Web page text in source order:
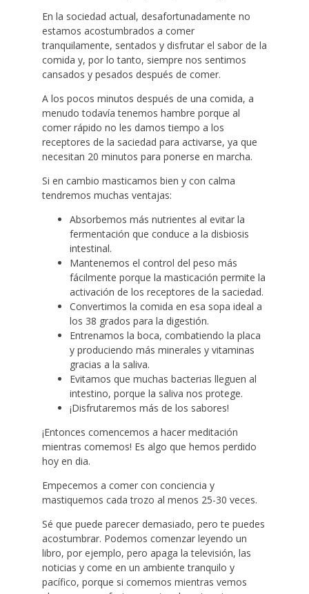
En la sociedad actual, desafortunadamente no
estamos acostumbrados a comer
tranquilamente, sentados y disfrutar el sabor de la
comida y, por lo tanto, siempre nos sentimos
cansados y pesados después de comer.
A los pocos minutos después de una comida, a
menudo todavía tenemos hambre porque al
comer rápido no les damos tiempo a los
receptores de la saciedad para activarse, ya que
necesitan 20 minutos para ponerse en marcha.
Si en cambio masticamos bien y con calma
tendremos muchas ventajas:
Absorbemos más nutrientes al evitar la
fermentación que conduce a la disbiosis
intestinal.
Mantenemos el control del peso más
fácilmente porque la masticación permite la
activación de los receptores de la saciedad.
Convertimos la comida en esa sopa ideal a
los 38 grados para la digestión.
Entrenamos la boca, combatiendo la placa
y produciendo más minerales y vitaminas
gracias a la saliva.
Evitamos que muchas bacterias lleguen al
intestino, porque la saliva nos protege.
¡Disfrutaremos más de los sabores!
¡Entonces comencemos a hacer meditación
mientras comemos! Es algo que hemos perdido
hoy en dia.
Empecemos a comer con conciencia y
mastiquemos cada trozo al menos 25-30 veces.
Sé que puede parecer demasiado, pero te puedes
acostumbrar. Podemos comenzar leyendo un
libro, por ejemplo, pero apaga la televisión, las
noticias y come en un ambiente tranquilo y
pacífico, porque si comemos mientras vemos